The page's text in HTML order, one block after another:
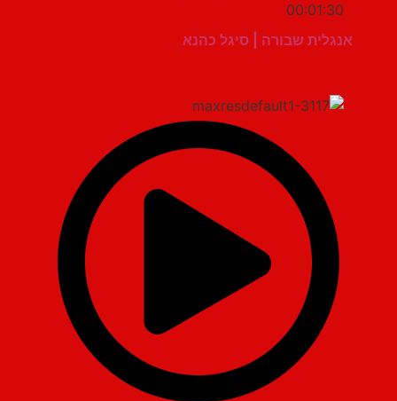
00:01:30
אנגלית שבורה | סיגל כהנא